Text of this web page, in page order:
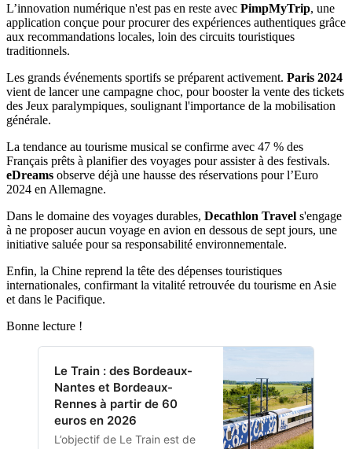
L’innovation numérique n'est pas en reste avec PimpMyTrip, une
application conçue pour procurer des expériences authentiques grâce
aux recommandations locales, loin des circuits touristiques
traditionnels.
Les grands événements sportifs se préparent activement. Paris 2024
vient de lancer une campagne choc, pour booster la vente des tickets
des Jeux paralympiques, soulignant l'importance de la mobilisation
générale.
La tendance au tourisme musical se confirme avec 47 % des
Français prêts à planifier des voyages pour assister à des festivals.
eDreams observe déjà une hausse des réservations pour l’Euro
2024 en Allemagne.
Dans le domaine des voyages durables, Decathlon Travel s'engage
à ne proposer aucun voyage en avion en dessous de sept jours, une
initiative saluée pour sa responsabilité environnementale.
Enfin, la Chine reprend la tête des dépenses touristiques
internationales, confirmant la vitalité retrouvée du tourisme en Asie
et dans le Pacifique.
Bonne lecture !
Le Train : des Bordeaux-
Nantes et Bordeaux-
Rennes à partir de 60
euros en 2026
L’objectif de Le Train est de